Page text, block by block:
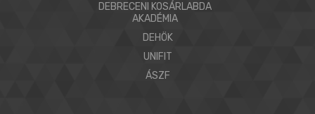
DEBRECENI KOSÁRLABDA
AKADÉMIA
DEHÖK
UNIFIT
ÁSZF